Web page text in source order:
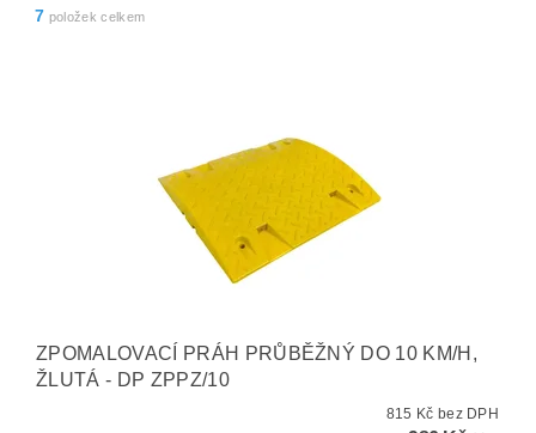
7 položek celkem
ZPOMALOVACÍ PRÁH PRŮBĚŽNÝ DO 10 KM/H,
ŽLUTÁ - DP ZPPZ/10
815 Kč bez DPH